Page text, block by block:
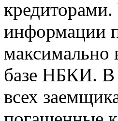
информации
максимально
базе НБКИ. В
всех